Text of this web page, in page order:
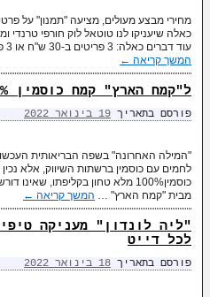
מחירי מבצע מעולים, מציעה "תמנון" על
כאלה שיעניקו לנו טוטאל לוק חורפי
עוד דברים כאלה: 3 פריטים ב-30 ש"ח או 3 פריטים ב-60 ש"ח – על כל פריטי …
המשך קריאה ←
ל"קמח הארץ" קמח כוסמין 100% מלא טחון בקליפתו
פורסם בתאריך 19 בינואר 2022
"המילה האחרונה" בשפה הבריאותית
לחמים עם כוסמין ברשתות השיווק, אלא
כוסמין100% מלא טחון בקליפתו,
מבית "קמח הארץ" … המשך קריאה ←
"ליה לונדון" מעניקה
לכל דייט
פורסם בתאריך 18 בינואר 2022